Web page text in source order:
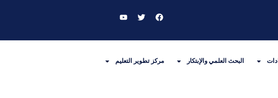
البحث العلمي والإبتكار مركز تطوير التعليم